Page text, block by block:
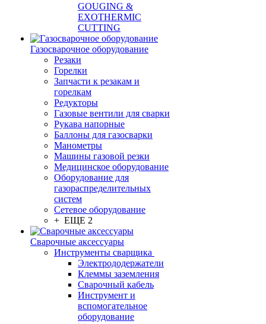
GOUGING &
EXOTHERMIC
CUTTING
Газосварочное оборудование
Резаки
Горелки
Запчасти к резакам и
горелкам
Редукторы
Газовые вентили для сварки
Рукава напорные
Баллоны для газосварки
Манометры
Машины газовой резки
Медицинское оборудование
Оборудование для
газораспределительных
систем
Сетевое оборудование
+ ЕЩЕ 2
Сварочные аксессуары
Инструменты сварщика
Электрододержатели
Клеммы заземления
Сварочный кабель
Инструмент и
вспомогательное
оборудование